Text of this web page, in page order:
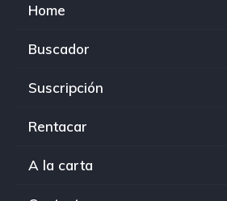
Home
Buscador
Suscripción
Rentacar
A la carta